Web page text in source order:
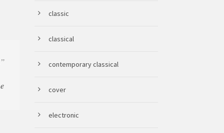
classic
classical
contemporary classical
cover
electronic